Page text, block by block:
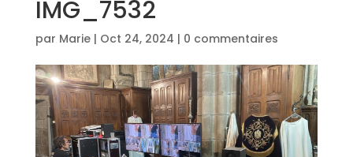
IMG_7532
par Marie| Oct 24, 2024 | 0 commentaires